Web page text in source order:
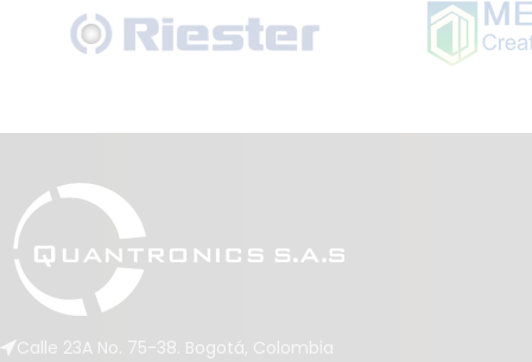
permitiendo además la captura de
imágenes de alta calidad a través de
facilitar la
protege la válvula
tamaño para una
está disponible
todo ello
Calle 23A No. 75-38. Bogotá, Colombia